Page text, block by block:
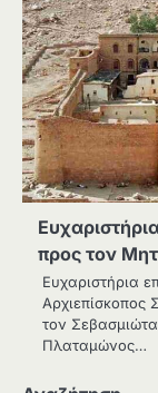
προς τον
Ευχαριστήρια
τον
Πλαταμώνος…